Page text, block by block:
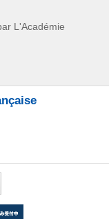
L'Académie